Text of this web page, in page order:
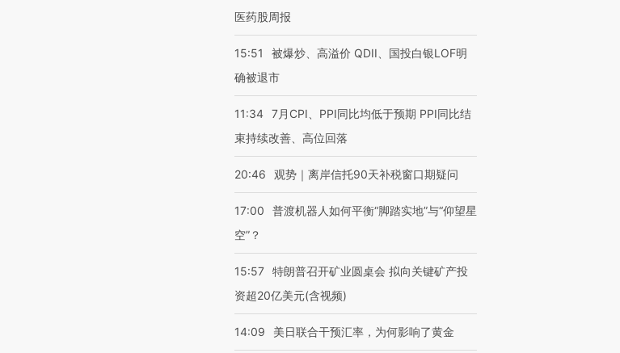
医药股周报
15:51
被爆炒、高溢价 QDII、国投白银LOF明
确被退市
11:34 7月CPI、PPI同比均低于预期 PPI同比结
束持续改善、高位回落
20:46 观势｜离岸信托90天补税窗口期疑问
17:00
普渡机器人如何平衡“脚踏实地”与“仰望星
空”？
15:57 特朗普召开矿业圆桌会 拟向关键矿产投
资超20亿美元(含视频)
14:09 美日联合干预汇率，为何影响了黄金